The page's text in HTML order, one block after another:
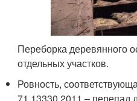
Переборка деревянного
отдельных участков.
Ровность,
71.13330.2011 – перепад